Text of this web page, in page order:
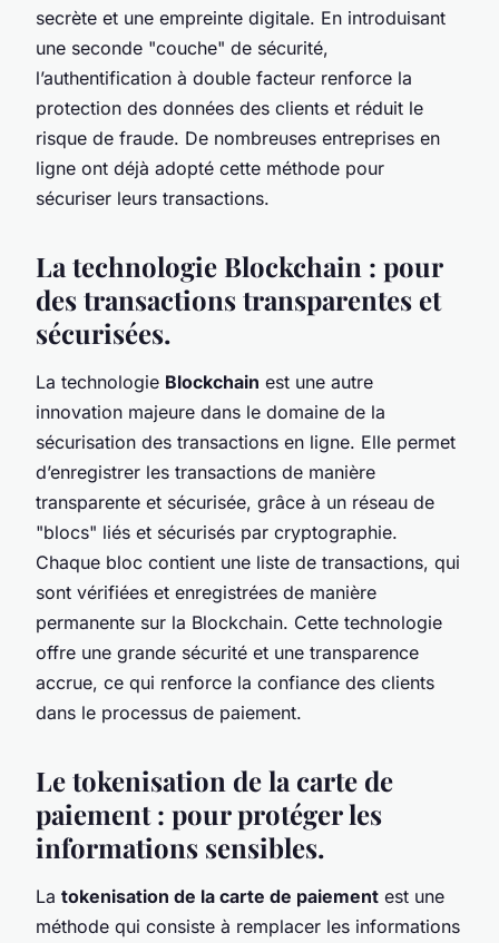
secrète et une empreinte digitale. En introduisant
une seconde "couche" de sécurité,
l’authentification à double facteur renforce la
protection des données des clients et réduit le
risque de fraude. De nombreuses entreprises en
ligne ont déjà adopté cette méthode pour
sécuriser leurs transactions.
La technologie Blockchain : pour
des transactions transparentes et
sécurisées.
La technologie Blockchain est une autre
innovation majeure dans le domaine de la
sécurisation des transactions en ligne. Elle permet
d’enregistrer les transactions de manière
transparente et sécurisée, grâce à un réseau de
"blocs" liés et sécurisés par cryptographie.
Chaque bloc contient une liste de transactions, qui
sont vérifiées et enregistrées de manière
permanente sur la Blockchain. Cette technologie
offre une grande sécurité et une transparence
accrue, ce qui renforce la confiance des clients
dans le processus de paiement.
Le tokenisation de la carte de
paiement : pour protéger les
informations sensibles.
La tokenisation de la carte de paiement est une
méthode qui consiste à remplacer les informations